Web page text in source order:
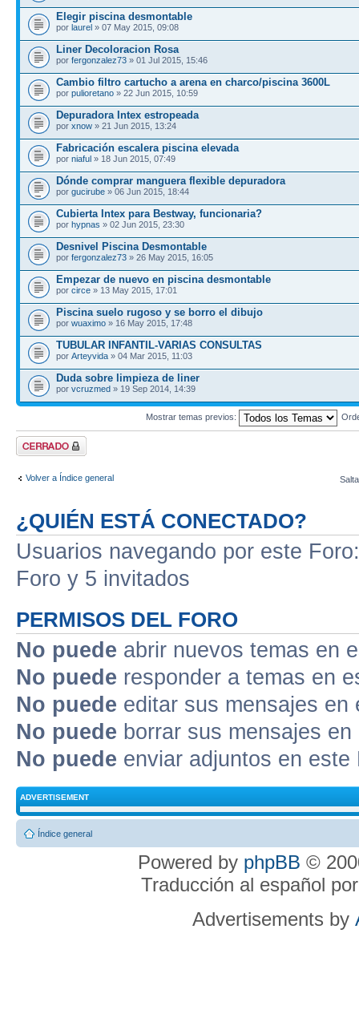
Elegir piscina desmontable
por laurel » 07 May 2015, 09:08
Liner Decoloracion Rosa
por fergonzalez73 » 01 Jul 2015, 15:46
Cambio filtro cartucho a arena en charco/piscina 3600L
por pulioretano » 22 Jun 2015, 10:59
Depuradora Intex estropeada
por xnow » 21 Jun 2015, 13:24
Fabricación escalera piscina elevada
por niaful » 18 Jun 2015, 07:49
Dónde comprar manguera flexible depuradora
por gucirube » 06 Jun 2015, 18:44
Cubierta Intex para Bestway, funcionaria?
por hypnas » 02 Jun 2015, 23:30
Desnivel Piscina Desmontable
por fergonzalez73 » 26 May 2015, 16:05
Empezar de nuevo en piscina desmontable
por circe » 13 May 2015, 17:01
Piscina suelo rugoso y se borro el dibujo
por wuaximo » 16 May 2015, 17:48
TUBULAR INFANTIL-VARIAS CONSULTAS
por Arteyvida » 04 Mar 2015, 11:03
Duda sobre limpieza de liner
por vcruzmed » 19 Sep 2014, 14:39
Mostrar temas previos:
Foro cerrado
Volver a Índice general
¿QUIÉN ESTÁ CONECTADO?
Usuarios navegando por este
Foro y 5 invitados
PERMISOS DEL FORO
No puede abrir nuevos temas en
No puede responder a temas en
No puede editar sus mensajes en
No puede borrar sus mensajes
No puede enviar adjuntos en este
ADVERTISEMENT
Índice general
Powered by phpBB ©
Traducción al español
Advertisements by